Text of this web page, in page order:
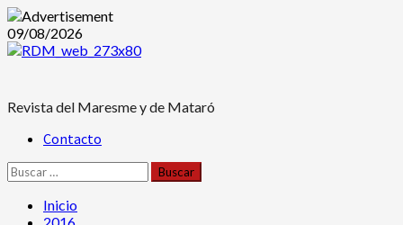
Saltar
al
09/08/2026
Revista del Maresme y de Mataró
Menú Contacto
Buscar:
Inicio